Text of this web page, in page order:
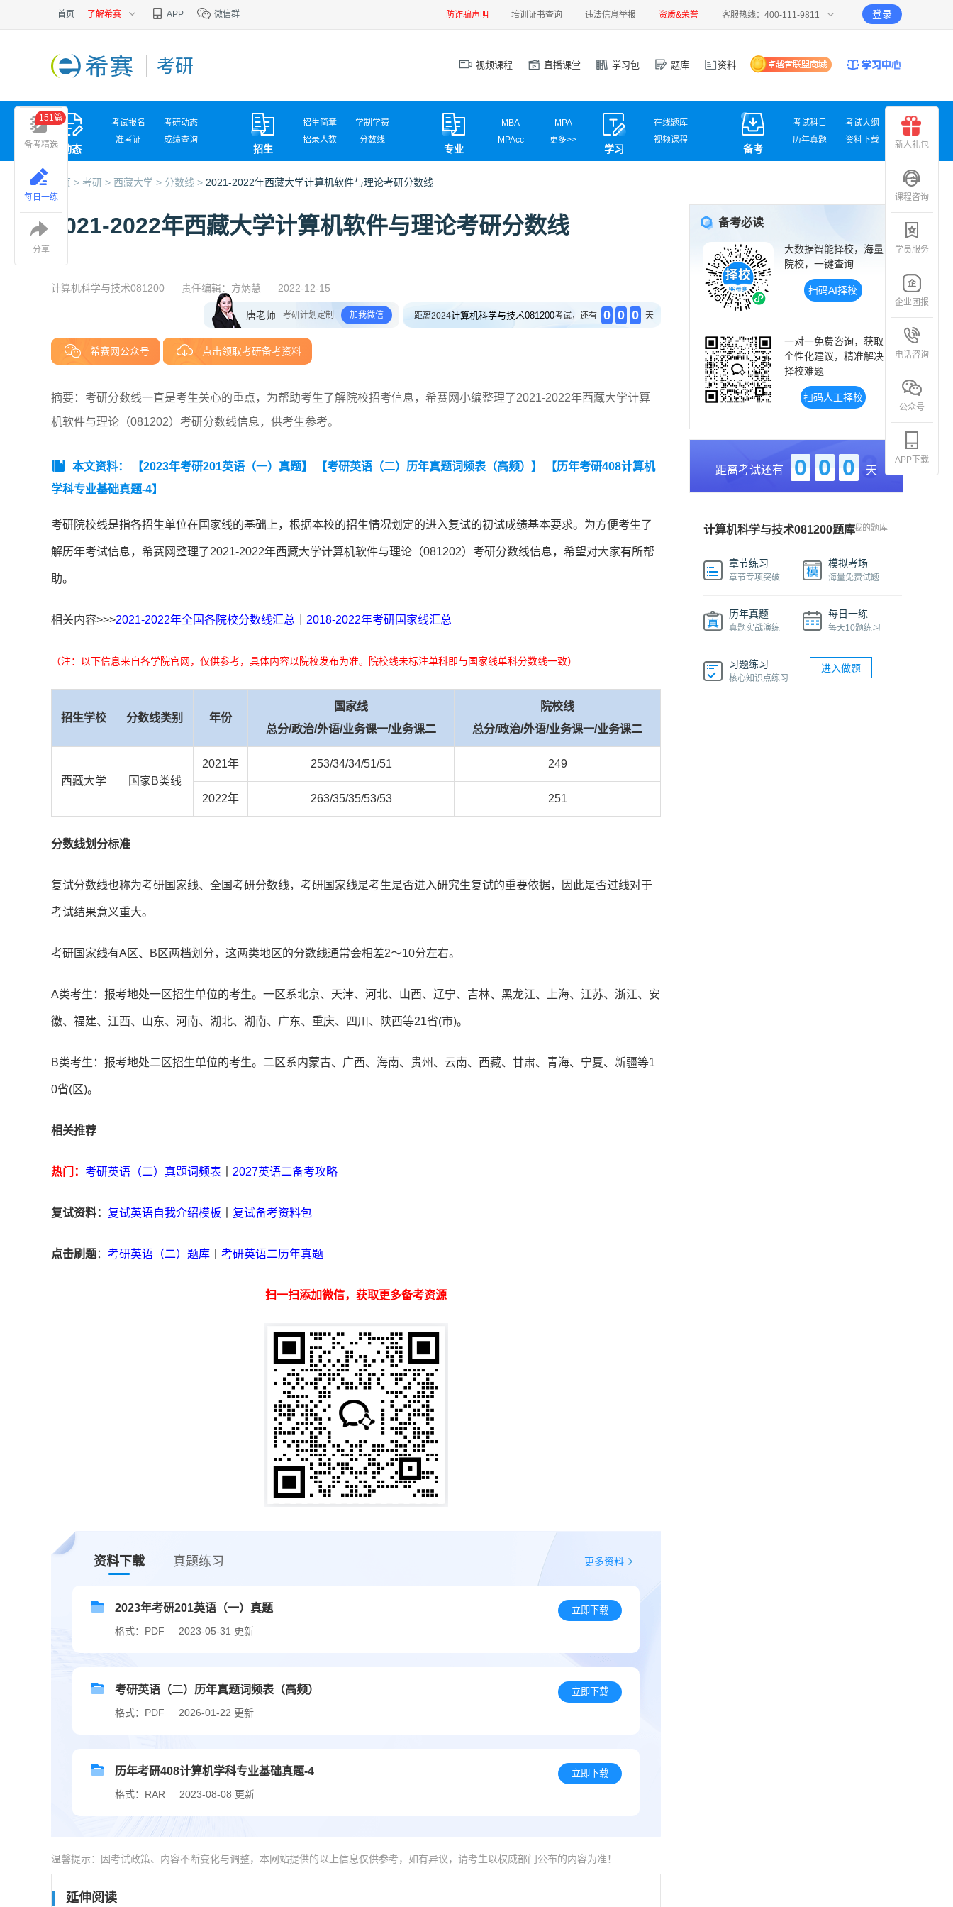
首页 了解希赛 APP 微信群 防诈骗声明 培训证书查询 违法信息举报 资质&荣誉 客服热线：400-111-9811 登录
考研 视频课程 直播课堂 学习包 题库 资料
动态
考试报名
考研动态
准考证
成绩查询
招生
招生简章
学制学费
招录人数
分数线
专业
MBA
MPA
MPAcc
更多>>
新闻传播
国际商务
学习
在线题库
视频课程
备考
考试科目
考试大纲
历年真题
资料下载
首页 > 考研 > 西藏大学 > 分数线 > 2021-2022年西藏大学计算机软件与理论考研分数线
2021-2022年西藏大学计算机软件与理论考研分数线
计算机科学与技术081200 责任编辑：方炳慧 2022-12-15
唐老师 考研计划定制 加我微信 距离2024计算机科学与技术081200考试，还有 0 0 0 天
希赛网公众号 点击领取考研备考资料
摘要：考研分数线一直是考生关心的重点，为帮助考生了解院校招考信息，希赛网小编整理了2021-2022年西藏大学计算
机软件与理论（081202）考研分数线信息，供考生参考。
本文资料： 【2023年考研201英语（一）真题】 【考研英语（二）历年真题词频表（高频）】
【历年考研408计算机
学科专业基础真题-4】
考研院校线是指各招生单位在国家线的基础上，根据本校的招生情况划定的进入复试的初试成绩基本要求。为方便考生了
解历年考试信息，希赛网整理了2021-2022年西藏大学计算机软件与理论（081202）考研分数线信息，希望对大家有所帮
助。
相关内容>>>2021-2022年全国各院校分数线汇总 2018-2022年考研国家线汇总
（注：以下信息来自各学院官网，仅供参考，具体内容以院校发布为准。院校线未标注单科即与国家线单科分数线一致）
招生学校 分数线类别 年份
国家线
总分/政治/外语/业务课一/业务课二
院校线
总分/政治/外语/业务课一/业务课二
西藏大学 国家B类线
2021年 253/34/34/51/51 249
2022年 263/35/35/53/53 251
分数线划分标准
复试分数线也称为考研国家线、全国考研分数线，考研国家线是考生是否进入研究生复试的重要依据，因此是否过线对于
考试结果意义重大。
考研国家线有A区、B区两档划分，这两类地区的分数线通常会相差2～10分左右。
A类考生：报考地处一区招生单位的考生。一区系北京、天津、河北、山西、辽宁、吉林、黑龙江、上海、江苏、浙江、安
徽、福建、江西、山东、河南、湖北、湖南、广东、重庆、四川、陕西等21省(市)。
B类考生：报考地处二区招生单位的考生。二区系内蒙古、广西、海南、贵州、云南、西藏、甘肃、青海、宁夏、新疆等1
0省(区)。
相关推荐
热门： 考研英语（二）真题词频表 2027英语二备考攻略
复试资料： 复试英语自我介绍模板 复试备考资料包
点击刷题： 考研英语（二）题库 考研英语二历年真题
扫一扫添加微信，获取更多备考资源
资料下载 真题练习 更多资料
2023年考研201英语（一）真题
格式：PDF 2023-05-31 更新
立即下载
考研英语（二）历年真题词频表（高频）
格式：PDF 2026-01-22 更新
立即下载
历年考研408计算机学科专业基础真题-4
格式：RAR 2023-08-08 更新
立即下载
温馨提示：因考试政策、内容不断变化与调整，本网站提供的以上信息仅供参考，如有异议，请考生以权威部门公布的内容为准！
延伸阅读
备考必读
大数据智能择校，海量
院校，一键查询
扫码AI择校
一对一免费咨询，获取
个性化建议，精准解决
择校难题
扫码人工择校
距离考试还有 0 0 0 天
计算机科学与技术081200题库我的题库
章节练习
章节专项突破
模拟考场
海量免费试题
历年真题
真题实战演练
每日一练
每天10题练习
习题练习
核心知识点练习
进入做题
备考精选
151篇
每日一练
分享
新人礼包
课程咨询
学员服务
企业团报
电话咨询
公众号
APP下载